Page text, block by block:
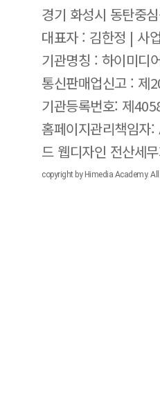
경기 화성시 동탄중
대표자 : 김한정 | 사
기관명칭 : 하이미디
통신판매업신고 : 제
기관등록번호: 제
홈페이지관리책임자
드 웹디자인 전산세
copyright by Himedia Academy.